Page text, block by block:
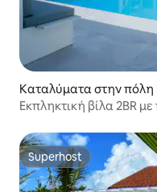
Καταλύματα στην πόλη
Εκπληκτική βίλα 2BR
Superhost
Superhost